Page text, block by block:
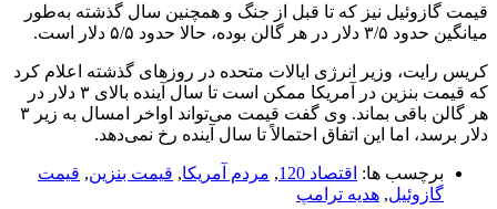
قیمت گازوئیل نیز که تا قبل از جنگ و همچنین سال گذشته به‌طور
میانگین حدود ۳/۵ دلار در هر گالن بوده، حالا حدود ۵/۵ دلار است.
کریس رایت، وزیر انرژی ایالات متحده در روزهای گذشته اعلام کرد
که قیمت بنزین در آمریکا ممکن است تا سال آینده بالای ۳ دلار در
هر گالن باقی بماند. وی گفت قیمت می‌تواند اواخر امسال به زیر ۳
دلار برسد، اما این اتفاق احتمالاً تا سال آینده رخ نمی‌دهد.
برچسب ها: اقتصاد 120 , مردم آمریکا, قیمت بنزین, قیمت
گازوئیل, هدیه ترامپ